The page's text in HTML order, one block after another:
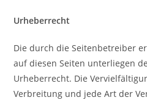
Urheberrecht
Die durch die Seitenbetreiber
auf diesen Seiten unterliegen
Urheberrecht. Die
Verbreitung und jede Art der